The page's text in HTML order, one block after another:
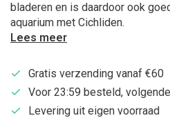
bladeren en is daardoor ook
aquarium met Cichliden.
Lees meer
Gratis verzending vanaf €60
Voor 23:59 besteld,
Levering uit eigen voorraad